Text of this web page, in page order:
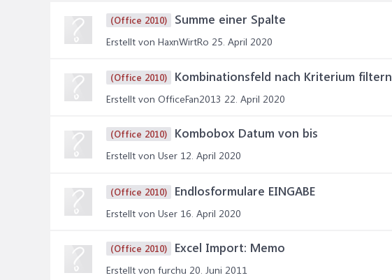
(Office 2010) Summe einer Spalte
Erstellt von HaxnWirtRo 25. April 2020
(Office 2010) Kombinationsfeld nach Kriterium filtern
Erstellt von OfficeFan2013 22. April 2020
(Office 2010) Kombobox Datum von bis
Erstellt von User 12. April 2020
(Office 2010) Endlosformulare EINGABE
Erstellt von User 16. April 2020
(Office 2010) Excel Import: Memo
Erstellt von furchu 20. Juni 2011